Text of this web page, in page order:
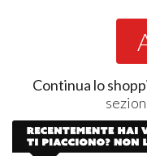
Continua lo